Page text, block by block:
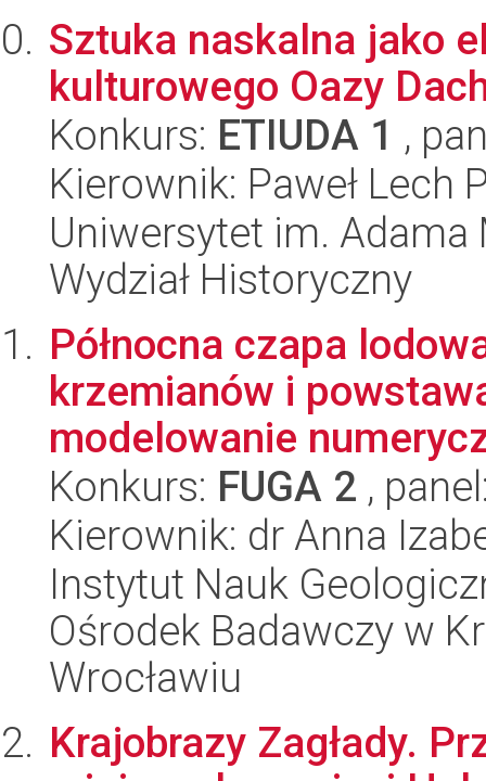
Sztuka naskalna jako
kulturowego Oazy
Konkurs: ETIUDA 1 ,
Kierownik: Paweł Lech
Uniwersytet im.
Wydział Historyczny
Północna czapa
krzemianów i
modelowanie
Konkurs: FUGA 2 ,
Kierownik: dr Anna
Instytut Nauk
Ośrodek Badawczy w
Wrocławiu
Krajobrazy Zagłady.